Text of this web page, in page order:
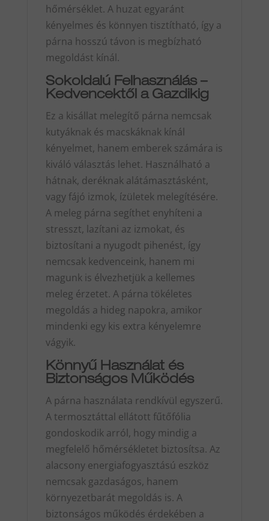
hőmérséklet. A huzat egyaránt
kényelmes és könnyen tisztítható, így a
párna hosszú távon is megbízható
megoldást kínál.
Sokoldalú Felhasználás –
Kedvencektől a Gazdikig
Ez a kisállat melegítő párna nemcsak
kutyáknak és macskáknak kínál
kényelmet, hanem emberek számára is
kiváló választás lehet. Használható a
hátnak, deréknak alátámasztásként,
vagy fájó izmok, ízületek melegítésére.
A meleg párna segíthet enyhíteni a
stresszt, lazítani az izmokat, és
biztosítani a nyugodt pihenést, így
nemcsak kedvenceink, hanem mi
magunk is élvezhetjük a kellemes
meleg érzetet. A párna tökéletes
megoldás a hideg napokra, amikor
mindenki egy kis extra kényelemre
vágyik.
Könnyű Használat és
Biztonságos Működés
A párna használata rendkívül egyszerű.
A termosztáttal ellátott fűtőfólia
gondoskodik arról, hogy mindig a
megfelelő hőmérsékletet biztosítsa. Az
alacsony energiafogyasztású eszköz
nemcsak gazdaságos, hanem
környezetbarát megoldás is. A
biztonságos működés érdekében a